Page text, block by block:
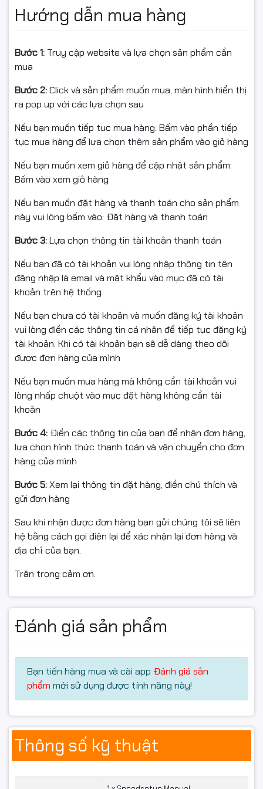
Sức mạnh củaRTX 5080 WHITE OCEdition đến từ:
10.752 nhân CUDA
DirectX 12 Ultimate
Kiến trúc GPU tiên tiến tối ưu Ray Tracing
Nhờ đó, card mang lại hiệu năng xử lý đồ họa ấn tượng,
đảm bảo khả năng chạy mượt các tựa game AAA ở 4K
– 8K, đồng thời xử lý trơn tru các tác vụ dựng hình 3D,
render video nặng hoặc tiến trình AI workload chuyên
sâu.
⚡16GB GDDR7 – Bộ nhớ
tốc độ cao cho mọi tác vụ
nặng
Card đồ họa sở hữu:
16GB chuẩn GDDR7
Tốc độ bộ nhớ 30 Gbps
Giao diện 256-bit
Kết hợp lại, chúng mang đến băng thông cực lớn, cho
phép xử lý khung hình, texture độ phân giải cao, dữ liệu
AI và cảnh 3D phức tạp mà không bị nghẽn hay tụt hiệu
năng.
❄️Thiết kế trắng cao cấp –
ROG Astral phong cách và
Hướng dẫn mua hàng
Bước 1: Truy cập website và lựa chọn sản phẩm cần
mua
Bước 2:Click và sản phẩm muốn mua, màn hình hiển thị
ra pop up với các lựa chọn sau
Nếu bạn muốn tiếp tục mua hàng: Bấm vào phần tiếp
tục mua hàng để lựa chọn thêm sản phẩm vào giỏ hàng
Nếu bạn muốn xem giỏ hàng để cập nhật sản phẩm:
Bấm vào xem giỏ hàng
Nếu bạn muốn đặt hàng và thanh toán cho sản phẩm
này vui lòng bấm vào: Đặt hàng và thanh toán
Bước 3:Lựa chọn thông tin tài khoản thanh toán
Nếu bạn đã có tài khoản vui lòng nhập thông tin tên
đăng nhập là email và mật khẩu vào mục đã có tài
khoản trên hệ thống
Nếu bạn chưa có tài khoản và muốn đăng ký tài khoản
vui lòng điền các thông tin cá nhân để tiếp tục đăng ký
tài khoản. Khi có tài khoản bạn sẽ dễ dàng theo dõi
được đơn hàng của mình
Nếu bạn muốn mua hàng mà không cần tài khoản vui
lòng nhấp chuột vào mục đặt hàng không cần tài
khoản
Bước 4: Điền các thông tin của bạn để nhận đơn hàng,
lựa chọn hình thức thanh toán và vận chuyển cho đơn
hàng của mình
Bước 5:Xem lại thông tin đặt hàng, điền chú thích và
gửi đơn hàng
Sau khi nhận được đơn hàng bạn gửi chúng tôi sẽ liên
hệ bằng cách gọi điện lại để xác nhận lại đơn hàng và
địa chỉ của bạn.
Trân trọng cảm ơn.
Đánh giá sản phẩm
Bạn tiến hàng mua và cài app Đánh giá sản
phẩm mới sử dụng được tính năng này!
Thông số kỹ thuật